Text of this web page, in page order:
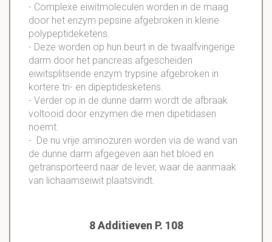
- Complexe eiwitmoleculen worden in de maag
door het enzym pepsine afgebroken in kleine
polypeptideketens.
- Deze worden op hun beurt in de twaalfvingerige
darm door het pancreas afgescheiden
eiwitsplitsende enzym trypsine afgebroken in
kortere tri- en dipeptidesketens.
- Verder op in de dunne darm wordt de afbraak
voltooid door enzymen die men dipetidasen
noemt.
- De nu vrije aminozuren worden via de wand van
de dunne darm afgegeven aan het bloed en
getransporteerd naar de lever, waar de aanmaak
van lichaamseiwit plaatsvindt.
8 Additieven P. 108